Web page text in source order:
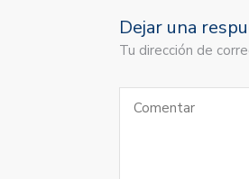
Dejar una
Tu dirección de